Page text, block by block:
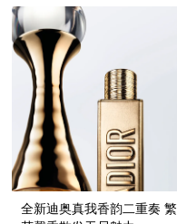
全新迪奥真我香韵二重奏 繁